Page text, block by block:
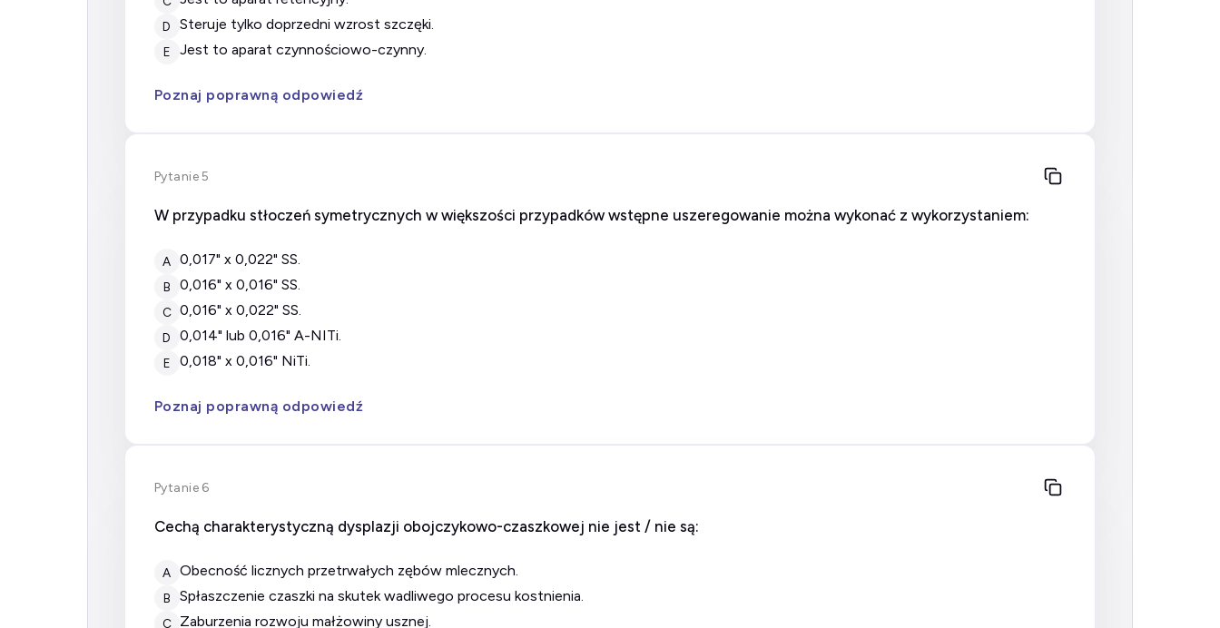
D steruje tylko doprzedni wzrost szczęki.
E jest to aparat czynnościowo-czynny.
Poznaj poprawną odpowiedź
Pytanie 5
W przypadku stłoczeń symetrycznych w większości przypadków wstępne uszeregowanie można wykonać z wykorzystaniem:
A 0,017" x 0,022" SS.
B 0,016" x 0,016" SS.
C 0,016" x 0,022" SS.
D 0,014" lub 0,016" A-NITi.
E 0,018" x 0,016" NiTi.
Poznaj poprawną odpowiedź
Pytanie 6
Cechą charakterystyczną dysplazji obojczykowo-czaszkowej nie jest / nie są:
A obecność licznych przetrwałych zębów mlecznych.
B spłaszczenie czaszki na skutek wadliwego procesu kostnienia.
C zaburzenia rozwoju małżowiny usznej.